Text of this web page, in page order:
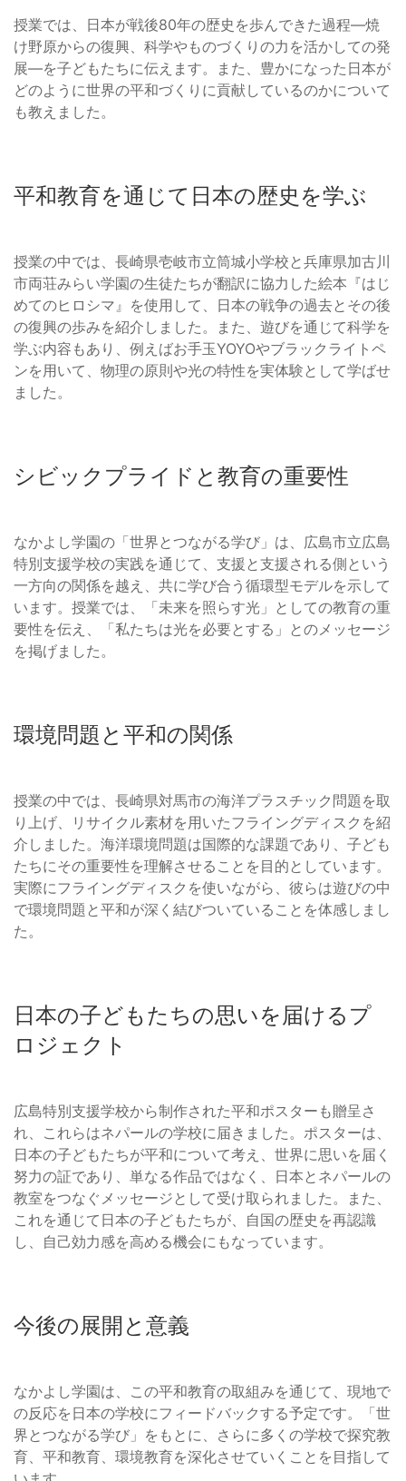
授業では、日本が戦後80年の歴史を歩んできた過程—焼
け野原からの復興、科学やものづくりの力を活かしての発
展—を子どもたちに伝えます。また、豊かになった日本が
どのように世界の平和づくりに貢献しているのかについて
も教えました。
平和教育を通じて日本の歴史を学ぶ
授業の中では、長崎県壱岐市立筒城小学校と兵庫県加古川
市両荘みらい学園の生徒たちが翻訳に協力した絵本『はじ
めてのヒロシマ』を使用して、日本の戦争の過去とその後
の復興の歩みを紹介しました。また、遊びを通じて科学を
学ぶ内容もあり、例えばお手玉YOYOやブラックライトペ
ンを用いて、物理の原則や光の特性を実体験として学ばせ
ました。
シビックプライドと教育の重要性
なかよし学園の「世界とつながる学び」は、広島市立広島
特別支援学校の実践を通じて、支援と支援される側という
一方向の関係を越え、共に学び合う循環型モデルを示して
います。授業では、「未来を照らす光」としての教育の重
要性を伝え、「私たちは光を必要とする」とのメッセージ
を掲げました。
環境問題と平和の関係
授業の中では、長崎県対馬市の海洋プラスチック問題を取
り上げ、リサイクル素材を用いたフライングディスクを紹
介しました。海洋環境問題は国際的な課題であり、子ども
たちにその重要性を理解させることを目的としています。
実際にフライングディスクを使いながら、彼らは遊びの中
で環境問題と平和が深く結びついていることを体感しまし
た。
日本の子どもたちの思いを届けるプ
ロジェクト
広島特別支援学校から制作された平和ポスターも贈呈さ
れ、これらはネパールの学校に届きました。ポスターは、
日本の子どもたちが平和について考え、世界に思いを届く
努力の証であり、単なる作品ではなく、日本とネパールの
教室をつなぐメッセージとして受け取られました。また、
これを通じて日本の子どもたちが、自国の歴史を再認識
し、自己効力感を高める機会にもなっています。
今後の展開と意義
なかよし学園は、この平和教育の取組みを通じて、現地で
の反応を日本の学校にフィードバックする予定です。「世
界とつながる学び」をもとに、さらに多くの学校で探究教
育、平和教育、環境教育を深化させていくことを目指して